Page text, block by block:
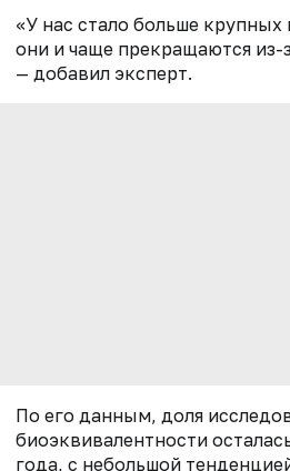
«У нас стало больше
они и чаще прекращаются из-
— добавил эксперт.
По его данным, доля
биоэквивалентности
года, с небольшой